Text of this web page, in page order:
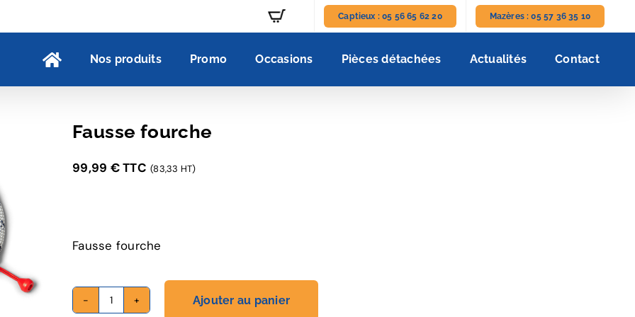
Captieux : 05 56 65 62 20 Mazères : 05 57 36 35 10
Nos produits Promo Occasions Pièces détachées Actualités Contact
Fausse fourche
99,99 €TTC (83,33 HT)
Fausse fourche
quantité
Ajouter au panier